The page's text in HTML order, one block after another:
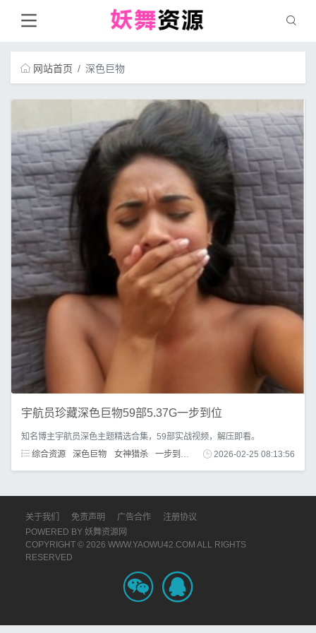
网站首页 深色巨物
宇航员珍藏深色巨物59部5.37G一步到位
知名博主宇航员深色主题精选合集，59部实战视频，解压即看。
综合资源
深色巨物 女神猎杀 一步到位 珍藏合集 实战视角
2026-02-25 08:13:56
关于我们 免责声明 广告合作
注册协议
POWERED BY 妖舞资源网
COPYRIGHT © 2026 WWW.YAOWU42.COM ALL RIGHTS
RESERVED